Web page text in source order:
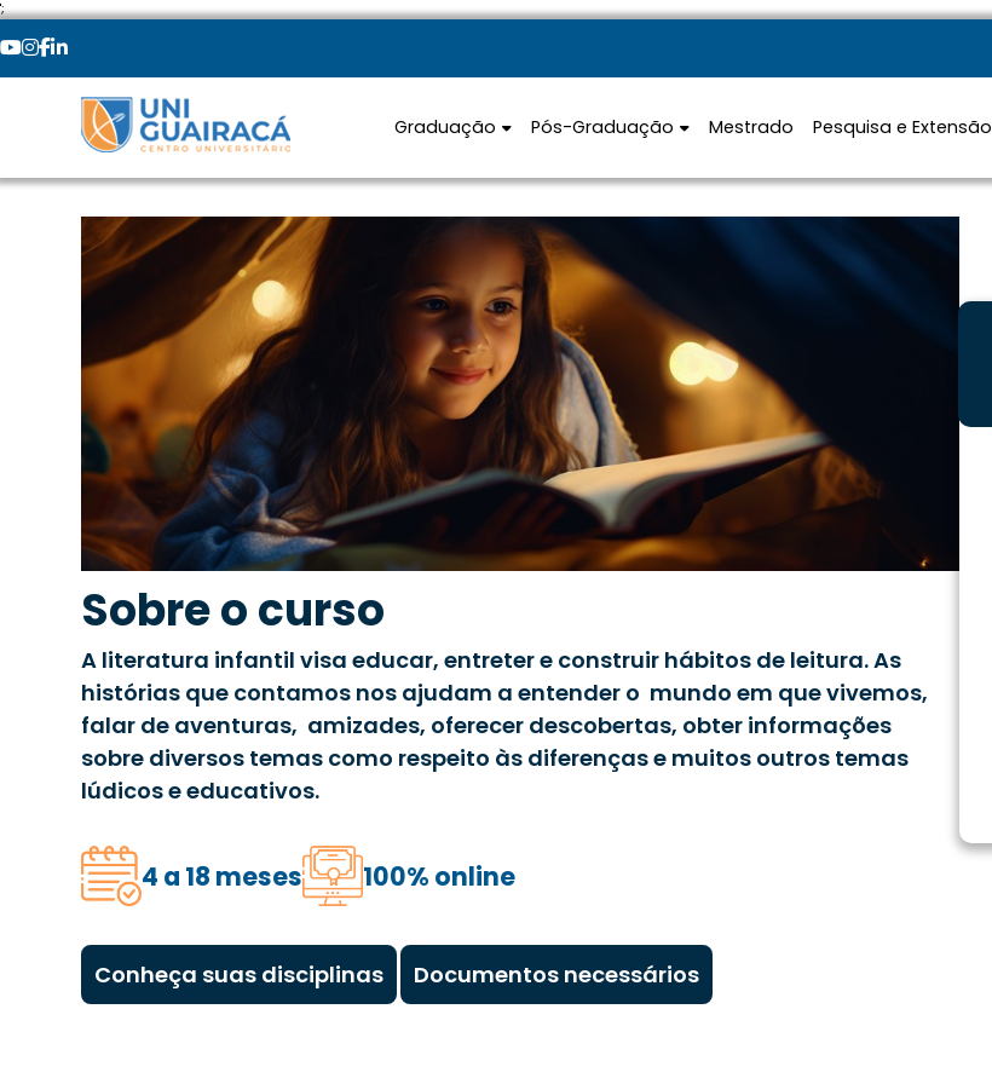
';
Graduação Pós-Graduação Mestrado Pesquisa e Extensão
Sobre o curso
A literatura infantil visa educar, entreter e construir hábitos de leitura. As
histórias que contamos nos ajudam a entender o mundo em que vivemos,
falar de aventuras, amizades, oferecer descobertas, obter informações
sobre diversos temas como respeito às diferenças e muitos outros temas
lúdicos e educativos.
4 a 18 meses 100% online
Conheça suas disciplinas Documentos necessários